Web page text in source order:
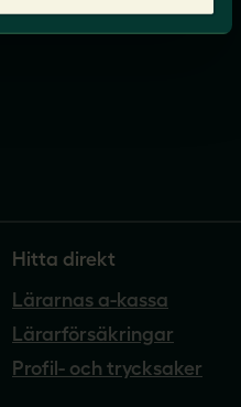
Hitta direkt
Lärarnas a-kassa
Lärarförsäkringar
Profil- och trycksaker